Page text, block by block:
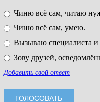
Чиню всё сам, читаю
Чиню всё сам, умею.
Вызываю специалиста и
Зову друзей,
Добавить свой ответ